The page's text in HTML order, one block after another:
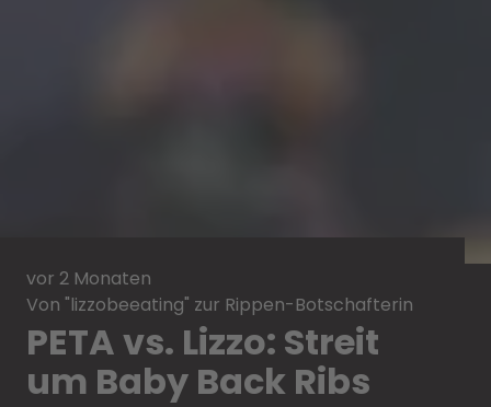
vor 2 Monaten
Von "lizzobeeating" zur Rippen-Botschafterin
PETA vs. Lizzo: Streit
um Baby Back Ribs